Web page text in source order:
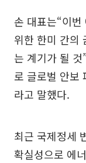
손 대표는“이
위한 한미 간의
는 계기가 될
로 글로벌 안보
라고 말했다.
최근 국제정세
확실성으로 에